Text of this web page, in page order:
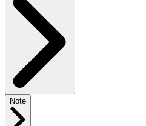
Note